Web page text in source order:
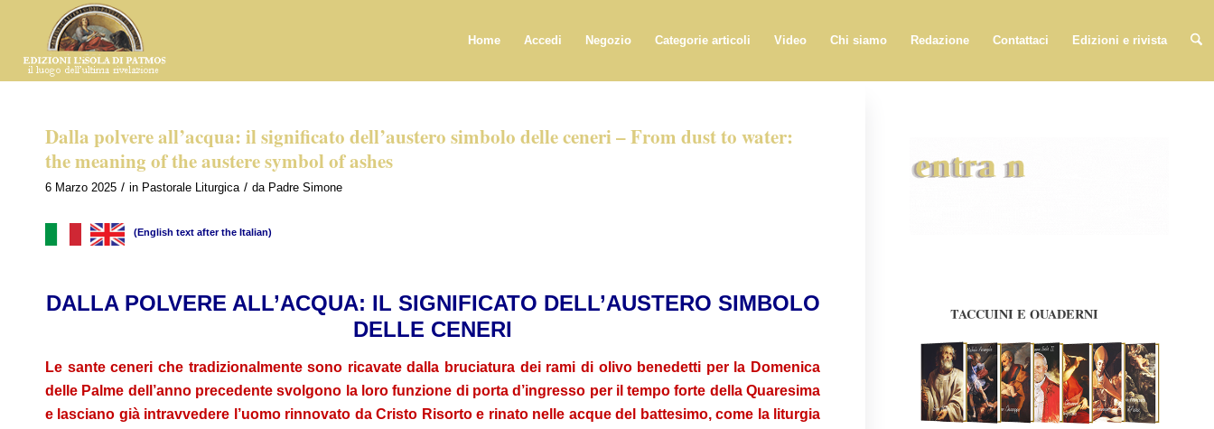
Home Accedi Negozio Categorie articoli Video Chi siamo Redazione Contattaci Edizioni e rivista
Dalla polvere all’acqua: il significato dell’austero simbolo delle ceneri – From dust to water:
the meaning of the austere symbol of ashes
6 Marzo 2025 / in Pastorale Liturgica / da Padre Simone
(English text after the Italian)
DALLA POLVERE ALL’ACQUA: IL SIGNIFICATO DELL’AUSTERO SIMBOLO
DELLE CENERI
Le sante ceneri che tradizionalmente sono ricavate dalla bruciatura dei rami di olivo benedetti per la Domenica
delle Palme dell’anno precedente svolgono la loro funzione di porta d’ingresso per il tempo forte della Quaresima
e lasciano già intravvedere l’uomo rinnovato da Cristo Risorto e rinato nelle acque del battesimo, come la liturgia